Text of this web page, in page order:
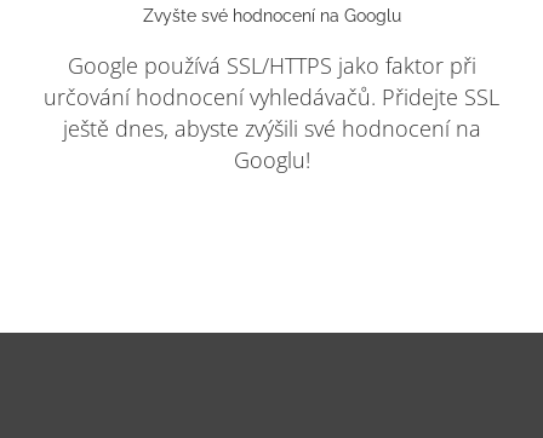
Zvyšte své hodnocení na Googlu
Google používá SSL/HTTPS jako faktor při
určování hodnocení vyhledávačů. Přidejte SSL
ještě dnes, abyste zvýšili své hodnocení na
Googlu!